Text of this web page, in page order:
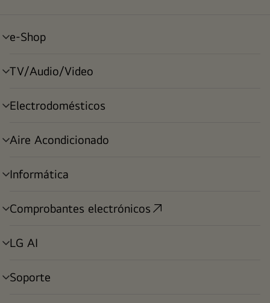
e-Shop
alternar
TV/Audio/Video
alternar
Electrodomésticos
alternar
Aire Acondicionado
alternar
Informática
alternar
Comprobantes electrónicos
alternar
LG AI
alternar
Soporte
alternar